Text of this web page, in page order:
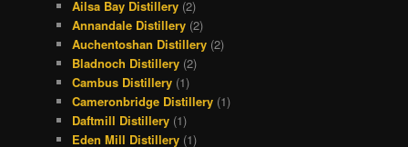
Ailsa Bay Distillery (2)
Annandale Distillery (2)
Auchentoshan Distillery (2)
Bladnoch Distillery (2)
Cambus Distillery (1)
Cameronbridge Distillery (1)
Daftmill Distillery (1)
Eden Mill Distillery (1)